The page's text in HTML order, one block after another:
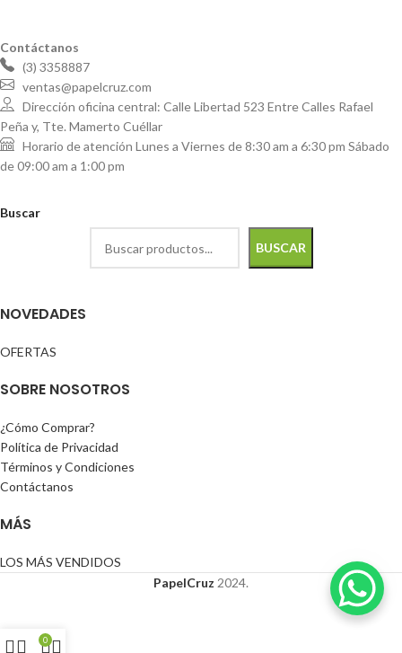
Contáctanos
(3) 3358887
ventas@papelcruz.com
Dirección oficina central: Calle Libertad 523 Entre Calles Rafael
Peña y, Tte. Mamerto Cuéllar
Horario de atención Lunes a Viernes de 8:30 am a 6:30 pm Sábado
de 09:00 am a 1:00 pm
Buscar
BUSCAR
NOVEDADES
OFERTAS
SOBRE NOSOTROS
¿Cómo Comprar?
Política de Privacidad
Términos y Condiciones
Contáctanos
MÁS
LOS MÁS VENDIDOS
PapelCruz 2024.
0